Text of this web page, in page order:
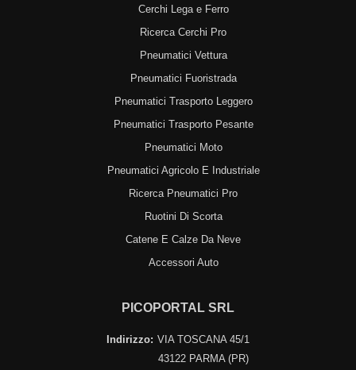
Cerchi Lega e Ferro
Ricerca Cerchi Pro
Pneumatici Vettura
Pneumatici Fuoristrada
Pneumatici Trasporto Leggero
Pneumatici Trasporto Pesante
Pneumatici Moto
Pneumatici Agricolo E Industriale
Ricerca Pneumatici Pro
Ruotini Di Scorta
Catene E Calze Da Neve
Accessori Auto
PICOPORTAL SRL
Indirizzo: VIA TOSCANA 45/1
43122 PARMA (PR)